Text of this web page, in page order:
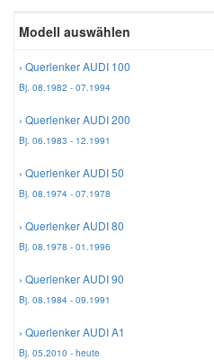
Modell auswählen
› Querlenker AUDI 100
Bj. 08.1982 - 07.1994
› Querlenker AUDI 200
Bj. 06.1983 - 12.1991
› Querlenker AUDI 50
Bj. 08.1974 - 07.1978
› Querlenker AUDI 80
Bj. 08.1978 - 01.1996
› Querlenker AUDI 90
Bj. 08.1984 - 09.1991
› Querlenker AUDI A1
Bj. 05.2010 - heute
Scheibenreinigung
Zündanlage und Glühanlage
Reparatur-Zubehör
Schlüsselgehäuse
Winter-Autozubehör
Daewoo Ersatzteile
Daihatsu Ersatzteile
Dodge Ersatzteile
Jeep Ersatzteile
Kia Ersatzteile